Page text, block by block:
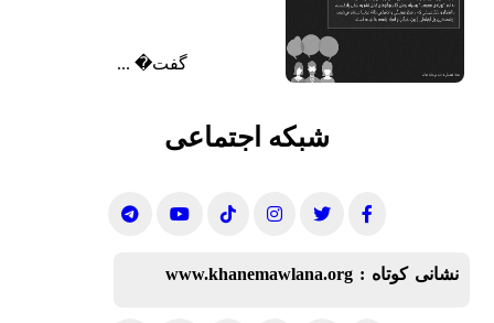
گفت‌� ...
شبکه اجتماعی
نشانی کوتاه :www.khanemawlana.org